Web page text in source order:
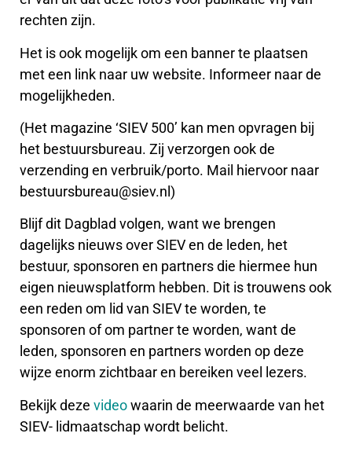
rechten zijn.
Het is ook mogelijk om een banner te plaatsen
met een link naar uw website. Informeer naar de
mogelijkheden.
(Het magazine ‘SIEV 500’ kan men opvragen bij
het bestuursbureau. Zij verzorgen ook de
verzending en verbruik/porto. Mail hiervoor naar
bestuursbureau@siev.nl)
Blijf dit Dagblad volgen, want we brengen
dagelijks nieuws over SIEV en de leden, het
bestuur, sponsoren en partners die hiermee hun
eigen nieuwsplatform hebben. Dit is trouwens ook
een reden om lid van SIEV te worden, te
sponsoren of om partner te worden, want de
leden, sponsoren en partners worden op deze
wijze enorm zichtbaar en bereiken veel lezers.
Bekijk deze videowaarin de meerwaarde van het
SIEV- lidmaatschap wordt belicht.